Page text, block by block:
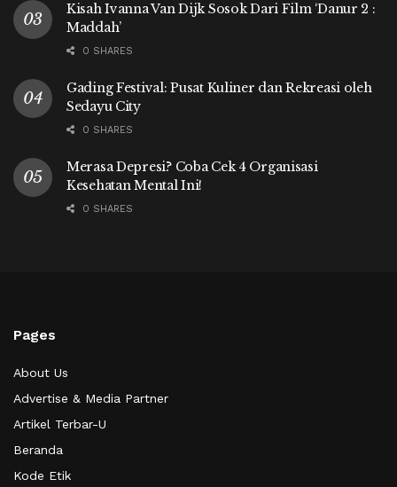
Kisah Ivanna Van Dijk Sosok Dari Film ‘Danur 2 :
Maddah’
0 SHARES
Gading Festival: Pusat Kuliner dan Rekreasi oleh
Sedayu City
0 SHARES
Merasa Depresi? Coba Cek 4 Organisasi
Kesehatan Mental Ini!
0 SHARES
Pages
About Us
Advertise & Media Partner
Artikel Terbar-U
Beranda
Kode Etik